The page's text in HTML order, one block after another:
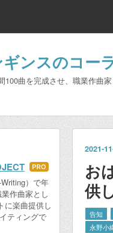
ギンスのコー
100曲を完成させ、職業作曲
2021-11
お
供
告知
永野小
はて
なブ
ログ
Pro
）で年
作曲家とし
に楽曲提供し
ティングで